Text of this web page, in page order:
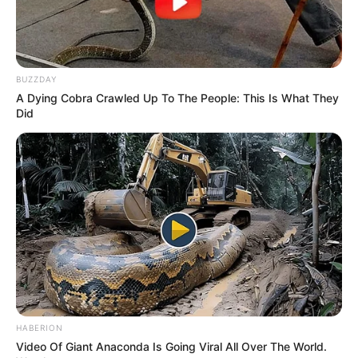
BUZZDAY
A Dying Cobra Crawled Up To The People: This Is What They
Did
HABERION
Video Of Giant Anaconda Is Going Viral All Over The World.